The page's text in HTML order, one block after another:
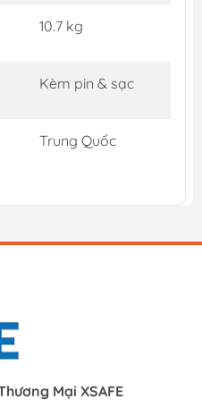
10.7 kg
Kèm pin & sạc
Trung Quốc
Mại XSAFE